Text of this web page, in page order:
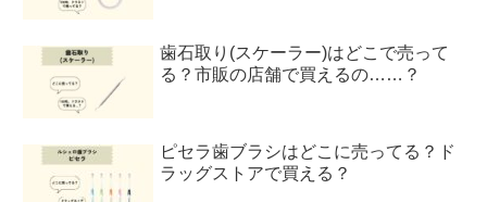
歯石取り(スケーラー)はどこで売って
る？市販の店舗で買えるの……？
ピセラ歯ブラシはどこに売ってる？ド
ラッグストアで買える？